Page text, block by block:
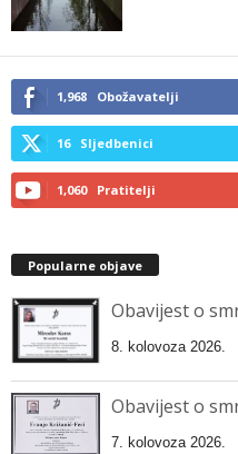
1,968 Obožavatelji
16 Sljedbenici
1,060 Pratitelji
Popularne objave
Obavijest o
8. kolovoza 2026.
Obavijest o
7. kolovoza 2026.